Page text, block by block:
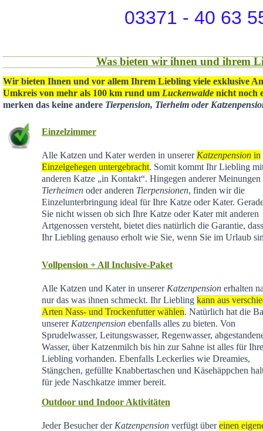
03371 - 40 63
Was bieten wir ihnen und ihrem
Wir bieten Ihnen und vor allem Ihrem Liebling viele exklusive
Umkreis von mehr als 100 km rund um Luckenwalde nicht noch
merken das keine andere Tierpension, Tierheim oder
Einzelzimmer
Alle Katzen und Kater werden in unserer Katzenpensionin
Einzelgehegen untergebracht. Somit kommt Ihr Liebling
anderen Katze „in Kontakt“. Hingegen anderer Meinungen
Tierheimenoder anderen Tierpensionen, finden wir die
Einzelunterbringung ideal für Ihre Katze oder Kater.
Sie nicht wissen ob sich Ihre Katze oder Kater mit anderen
Artgenossen versteht, bietet dies natürlich die Garantie,
Ihr Liebling genauso erholt wie Sie, wenn Sie im Urlaub
Vollpension + All Inclusive-Paket
Alle Katzen und Kater in unserer Katzenpensionerhalten
nur das was ihnen schmeckt. Ihr Liebling kann aus
Arten Nass- und Trockenfutter wählen. Natürlich hat die
unserer Katzenpensionebenfalls alles zu bieten. Von
Sprudelwasser, Leitungswasser, Regenwasser,
Wasser, über Katzenmilch bis hin zur Sahne ist alles für
Liebling vorhanden. Ebenfalls Leckerlies wie Dreamies,
Stängchen, gefüllte Knabbertaschen und Käsehäppchen
für jede Naschkatze immer bereit.
Outdoor und Indoor Aktivitäten
Jeder Besucher der Katzenpensionverfügt übereinen